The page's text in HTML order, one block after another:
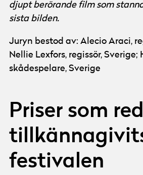
djupt berörande film som
sista bilden.
Juryn bestod av: Alecio Araci,
Nellie Lexfors, regissör,
skådespelare, Sverige
Priser som
festivalen